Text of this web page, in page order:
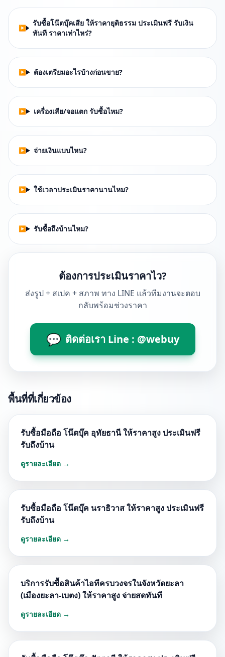
รับซื้อโน๊ตบุ๊คเสีย ให้ราคายุติธรรม ประเมินฟรี รับเงิน
ทันที ราคาเท่าไหร่?
ต้องเตรียมอะไรบ้างก่อนขาย?
เครื่องเสีย/จอแตก รับซื้อไหม?
จ่ายเงินแบบไหน?
ใช้เวลาประเมินราคานานไหม?
รับซื้อถึงบ้านไหม?
ต้องการประเมินราคาไว?
ส่งรูป + สเปค + สภาพ ทาง LINE แล้วทีมงานจะตอบ
กลับพร้อมช่วงราคา
💬 ติดต่อเรา Line : @webuy
พื้นที่ที่เกี่ยวข้อง
รับซื้อมือถือ โน๊ตบุ๊ค อุทัยธานี ให้ราคาสูง ประเมินฟรี
รับถึงบ้าน
ดูรายละเอียด →
รับซื้อมือถือ โน๊ตบุ๊ค นราธิวาส ให้ราคาสูง ประเมินฟรี
รับถึงบ้าน
ดูรายละเอียด →
บริการรับซื้อสินค้าไอทีครบวงจรในจังหวัดยะลา
(เมืองยะลา-เบตง) ให้ราคาสูง จ่ายสดทันที
ดูรายละเอียด →